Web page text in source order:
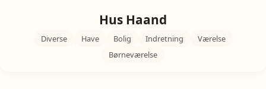
Hus Haand
Diverse Have Bolig Indretning
Værelse
Børneværelse